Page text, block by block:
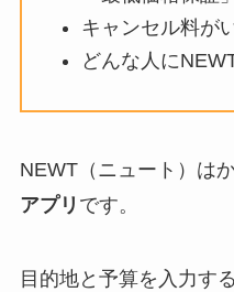
キャンセル料が
どんな人に
NEWT（ニュート）は
アプリ です。
目的地と予算を入力す